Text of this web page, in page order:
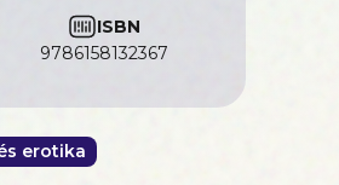
ISBN
9786158132367
erotika